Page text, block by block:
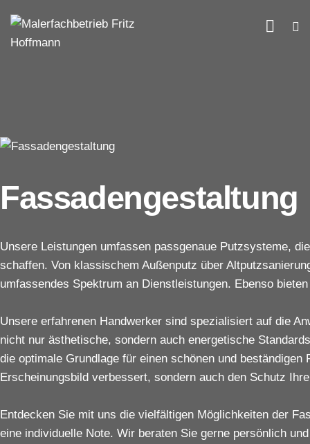
Fassadengestaltung
Unsere Leistungen umfassen passgenaue Putzsysteme,
schaffen. Von klassischem Außenputz über
umfassendes Spektrum an Dienstleistungen. Ebenso
Unsere erfahrenen Handwerker sind spezialisiert auf die
nicht nur ästhetische, sondern auch energetische
die optimale Grundlage für einen schönen und
Erscheinungsbild verbessert, sondern auch den Schutz
Entdecken Sie mit uns die vielfältigen Möglichkeiten der
eine individuelle Note. Wir beraten Sie gerne persönlich